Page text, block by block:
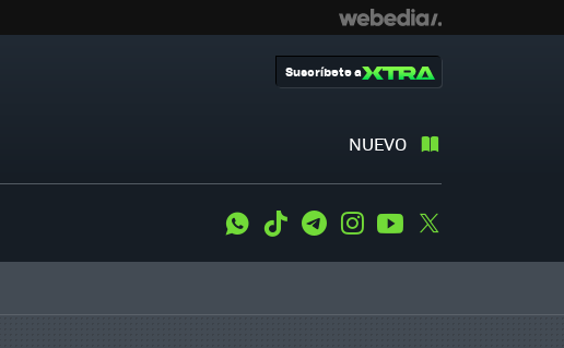
NUEVO
Suscríbete a
WhatsApp
Tiktok TelegramInstagramYoutube